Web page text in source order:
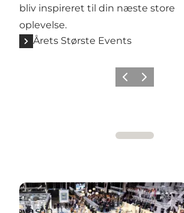
bliv inspireret til din næste store
oplevelse.
Årets Største Events
Forrige billede
Næste billede
Fagmesser